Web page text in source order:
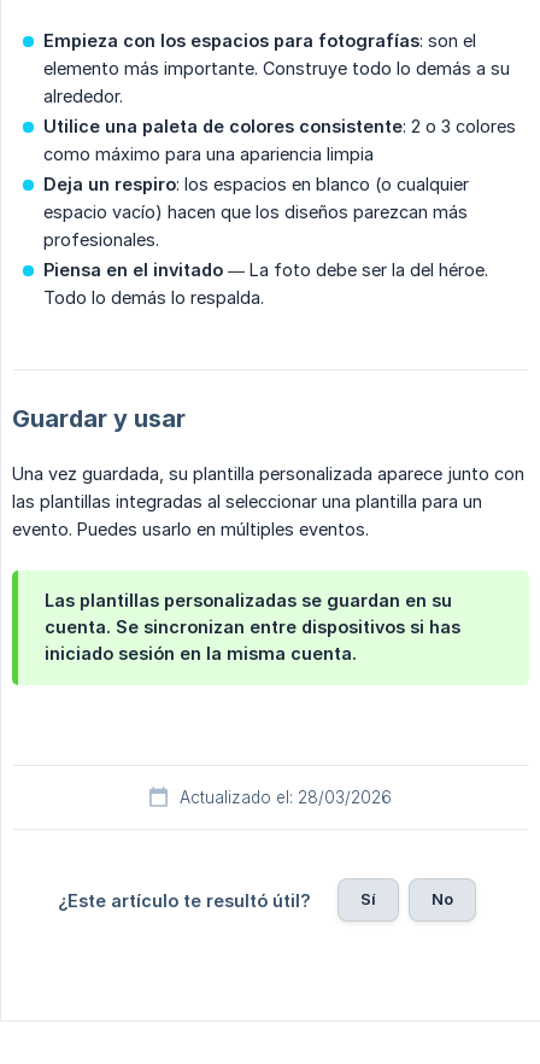
Empieza con los espacios para fotografías: son el
elemento más importante. Construye todo lo demás a su
alrededor.
Utilice una paleta de colores consistente: 2 o 3 colores
como máximo para una apariencia limpia
Deja un respiro: los espacios en blanco (o cualquier
espacio vacío) hacen que los diseños parezcan más
profesionales.
Piensa en el invitado — La foto debe ser la del héroe.
Todo lo demás lo respalda.
Guardar y usar
Una vez guardada, su plantilla personalizada aparece junto con
las plantillas integradas al seleccionar una plantilla para un
evento. Puedes usarlo en múltiples eventos.
Las plantillas personalizadas se guardan en su
cuenta. Se sincronizan entre dispositivos si has
iniciado sesión en la misma cuenta.
Actualizado el: 28/03/2026
¿Este artículo te resultó útil? Sí No